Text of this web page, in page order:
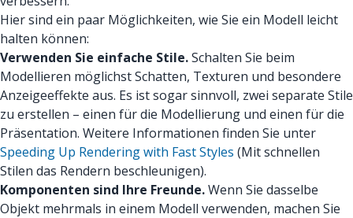
Hier sind ein paar Möglichkeiten, wie Sie ein Modell leicht
halten können:
Verwenden Sie einfache Stile.Schalten Sie beim
Modellieren möglichst Schatten, Texturen und besondere
Anzeigeeffekte aus. Es ist sogar sinnvoll, zwei separate Stile
zu erstellen – einen für die Modellierung und einen für die
Präsentation. Weitere Informationen finden Sie unter
Speeding Up Rendering with Fast Styles (Mit schnellen
Stilen das Rendern beschleunigen).
Komponenten sind Ihre Freunde.Wenn Sie dasselbe
Objekt mehrmals in einem Modell verwenden, machen Sie